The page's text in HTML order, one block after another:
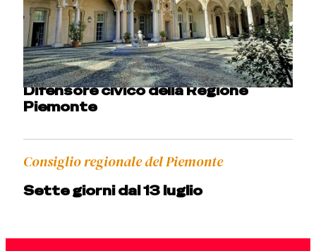
Consiglio regionale del Piemonte
Paola Baldovino riconfermata
Difensore civico della Regione
Piemonte
Consiglio regionale del Piemonte
Sette giorni dal 13 luglio